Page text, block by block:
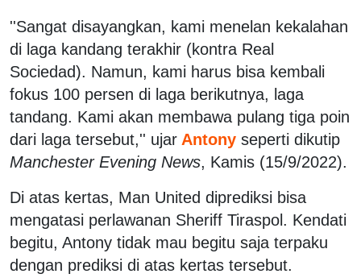
''Sangat disayangkan, kami menelan kekalahan
di laga kandang terakhir (kontra Real
Sociedad). Namun, kami harus bisa kembali
fokus 100 persen di laga berikutnya, laga
tandang. Kami akan membawa pulang tiga poin
dari laga tersebut,'' ujar Antony seperti dikutip
Manchester Evening News, Kamis (15/9/2022).
Di atas kertas, Man United diprediksi bisa
mengatasi perlawanan Sheriff Tiraspol. Kendati
begitu, Antony tidak mau begitu saja terpaku
dengan prediksi di atas kertas tersebut.